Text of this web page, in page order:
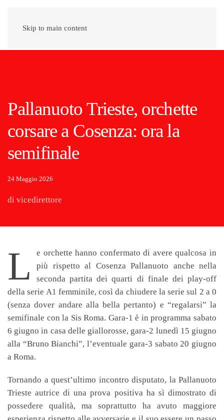
Skip to main content
Pallanuoto Trieste, orchette
corsare a Cosenza: ora la
semifinale
24 Maggio 2026
di vicedirettore
L
e orchette hanno confermato di avere qualcosa in
più rispetto al Cosenza Pallanuoto anche nella
seconda partita dei quarti di finale dei play-off
della serie A1 femminile, così da chiudere la serie sul 2 a 0
(senza dover andare alla bella pertanto) e “regalarsi” la
semifinale con la Sis Roma. Gara-1 è in programma sabato
6 giugno in casa delle giallorosse, gara-2 lunedì 15 giugno
alla “Bruno Bianchi”, l’eventuale gara-3 sabato 20 giugno
a Roma.
Tornando a quest’ultimo incontro disputato, la Pallanuoto
Trieste autrice di una prova positiva ha sì dimostrato di
possedere qualità, ma soprattutto ha avuto maggiore